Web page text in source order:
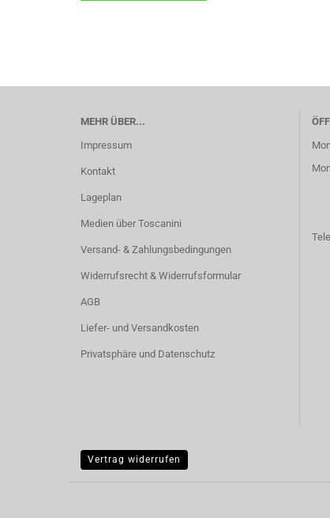
MEHR ÜBER...
Impressum
Kontakt
Lageplan
Medien über Toscanini
Versand- & Zahlungsbedingungen
Widerrufsrecht & Widerrufsformular
AGB
Liefer- und Versandkosten
Privatsphäre und Datenschutz
Vertrag widerrufen